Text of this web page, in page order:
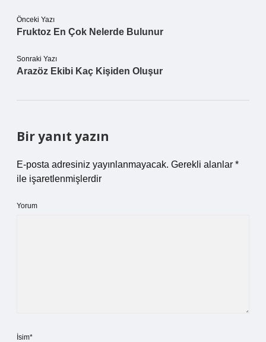
Önceki Yazı
Fruktoz En Çok Nelerde Bulunur
Sonraki Yazı
Arazöz Ekibi Kaç Kişiden Oluşur
Bir yanıt yazın
E-posta adresiniz yayınlanmayacak. Gerekli alanlar *
ile işaretlenmişlerdir
Yorum
İsim*